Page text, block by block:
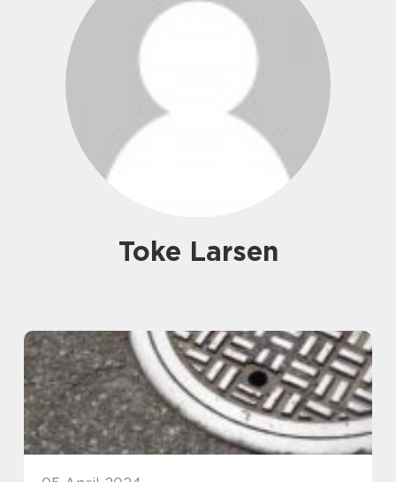
Toke Larsen